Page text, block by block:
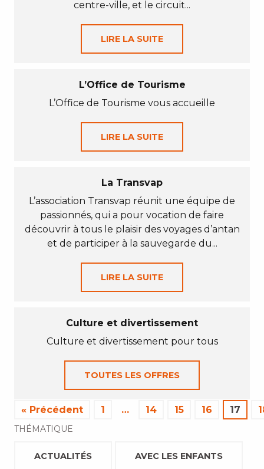
centre-ville, et le circuit...
LIRE LA SUITE
L’Office de Tourisme
L’Office de Tourisme vous accueille
LIRE LA SUITE
La Transvap
L’association Transvap réunit une équipe de
passionnés, qui a pour vocation de faire
découvrir à tous le plaisir des voyages d’antan
et de participer à la sauvegarde du...
LIRE LA SUITE
Culture et divertissement
Culture et divertissement pour tous
TOUTES LES OFFRES
« Précédent 1 … 14 15 16 17
THÉMATIQUE
ACTUALITÉS AVEC LES ENFANTS